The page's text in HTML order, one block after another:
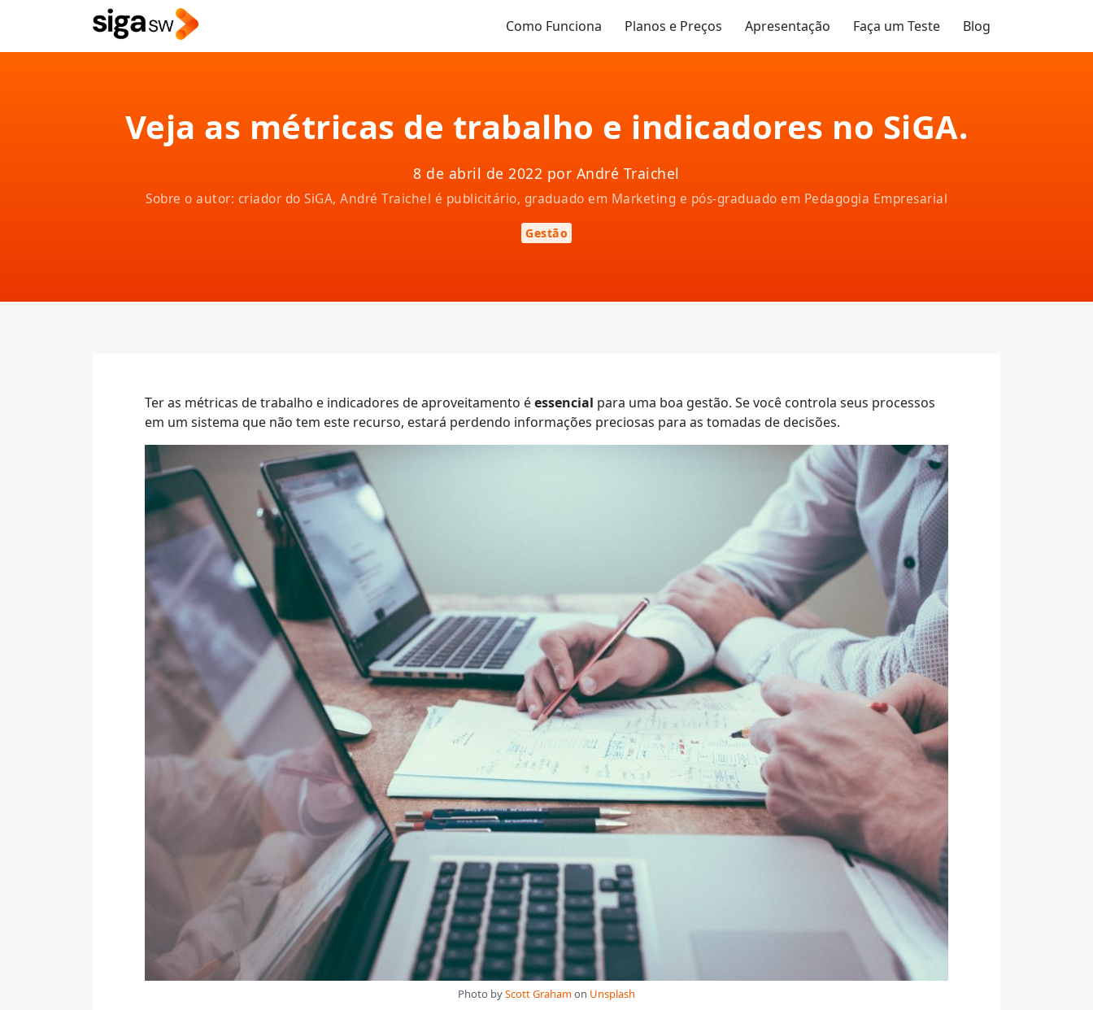
Como Funciona Planos e Preços Apresentação Faça um Teste Blog
Veja as métricas de trabalho e indicadores no SiGA.
8 de abril de 2022 por André Traichel
Sobre o autor: criador do SiGA, André Traichel é publicitário, graduado em Marketing e pós-graduado em Pedagogia Empresarial
Gestão
Ter as métricas de trabalho e indicadores de aproveitamento éessencial para uma boa gestão. Se você controla seus processos
em um sistema que não tem este recurso, estará perdendo informações preciosas para as tomadas de decisões.
Photo byScott Grahamon Unsplash